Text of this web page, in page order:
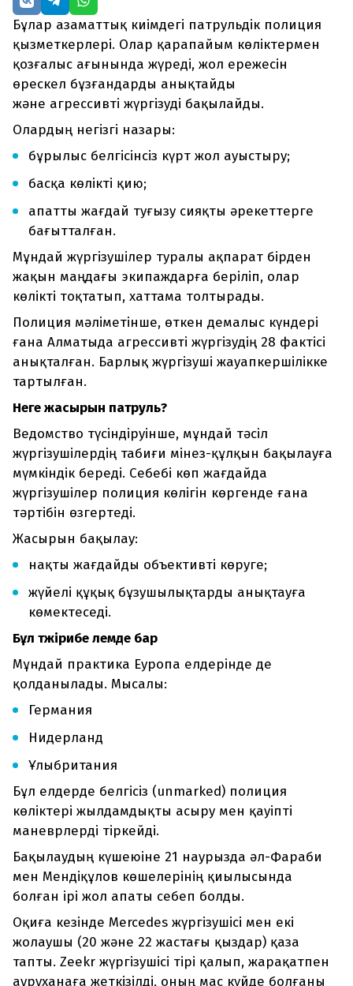
Бұлар азаматтық киімдегі патрульдік полиция
қызметкерлері. Олар қарапайым көліктермен
қозғалыс ағынында жүреді, жол ережесін
өрескел бұзғандарды анықтайды
және агрессивті жүргізуді бақылайды.
Олардың негізгі назары:
бұрылыс белгісінсіз күрт жол ауыстыру;
басқа көлікті қию;
апатты жағдай туғызу сияқты әрекеттерге
бағытталған.
Мұндай жүргізушілер туралы ақпарат бірден
жақын маңдағы экипаждарға беріліп, олар
көлікті тоқтатып, хаттама толтырады.
Полиция мәліметінше, өткен демалыс күндері
ғана Алматыда агрессивті жүргізудің 28 фактісі
анықталған. Барлық жүргізуші жауапкершілікке
тартылған.
Неге жасырын патруль?
Ведомство түсіндіруінше, мұндай тәсіл
жүргізушілердің табиғи мінез-құлқын бақылауға
мүмкіндік береді. Себебі көп жағдайда
жүргізушілер полиция көлігін көргенде ғана
тәртібін өзгертеді.
Жасырын бақылау:
нақты жағдайды объективті көруге;
жүйелі құқық бұзушылықтарды анықтауға
көмектеседі.
Бұл тәжірибе әлемде бар
Мұндай практика Еуропа елдерінде де
қолданылады. Мысалы:
Германия
Нидерланд
Ұлыбритания
Бұл елдерде белгісіз (unmarked) полиция
көліктері жылдамдықты асыру мен қауіпті
маневрлерді тіркейді.
Бақылаудың күшеюіне 21 наурызда әл-Фараби
мен Мендіқұлов көшелерінің қиылысында
болған ірі жол апаты себеп болды.
Оқиға кезінде Mercedes жүргізушісі мен екі
жолаушы (20 және 22 жастағы қыздар) қаза
тапты. Zeekr жүргізушісі тірі қалып, жарақатпен
ауруханаға жеткізілді, оның мас күйде болғаны